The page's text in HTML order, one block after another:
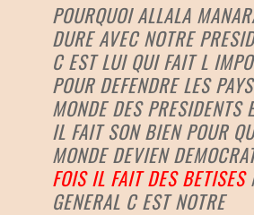
POURQUOI ALLALA
DURE AVEC NOTRE
C EST LUI QUI FAIT L
POUR DEFENDRE LES
MONDE DES PRESIDENTS
IL FAIT SON BIEN POUR
MONDE DEVIEN
FOIS IL FAIT DES BETISES
GENERAL C EST NOTRE